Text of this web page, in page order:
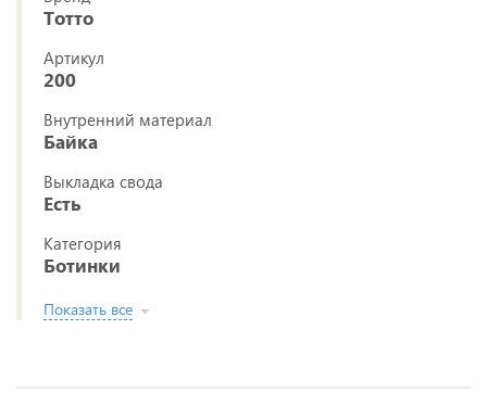
Тотто
Артикул
200
Внутренний материал
Байка
Выкладка свода
Есть
Категория
Ботинки
Показать все